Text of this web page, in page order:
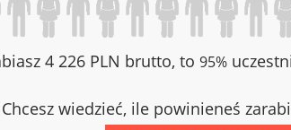
4 226 PLN brutto, to 95%
Chcesz wiedzieć, ile powinieneś